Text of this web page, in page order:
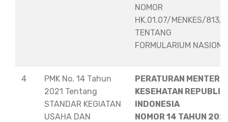
NOMOR
HK.01.07/MENKES/813/
TENTANG
FORMULARIUM
4
PMK No. 14 Tahun
2021 Tentang
STANDAR KEGIATAN
USAHA DAN
PERATURAN MENTERI
KESEHATAN REPUBLIK
INDONESIA
NOMOR 14 TAHUN